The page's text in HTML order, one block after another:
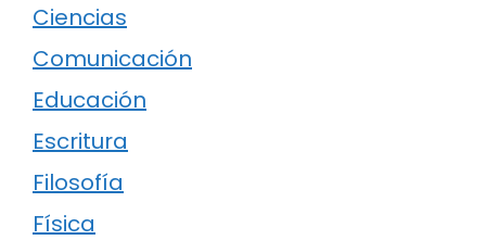
Ciencias
Comunicación
Educación
Escritura
Filosofía
Física